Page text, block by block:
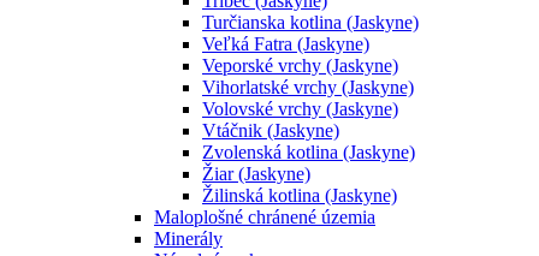
Turčianska kotlina (Jaskyne)
Veľká Fatra (Jaskyne)
Veporské vrchy (Jaskyne)
Vihorlatské vrchy (Jaskyne)
Volovské vrchy (Jaskyne)
Vtáčnik (Jaskyne)
Zvolenská kotlina (Jaskyne)
Žiar (Jaskyne)
Žilinská kotlina (Jaskyne)
Maloplošné chránené územia
Minerály